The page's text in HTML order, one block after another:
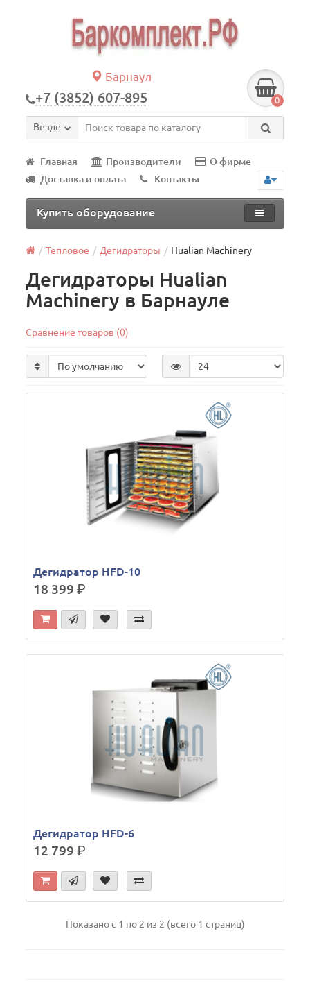
Барнаул
+7 (3852) 607-895 0
Везде
Главная Производители
О фирме
Доставка и оплата
Контакты
Купить оборудование
Тепловое Дегидраторы Hualian Machinery
Дегидраторы Hualian
Machinery в Барнауле
Сравнение товаров (0)
Дегидратор HFD-10
18 399р.
Дегидратор HFD-6
12 799р.
Показано с 1 по 2 из 2 (всего 1 страниц)